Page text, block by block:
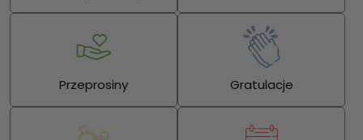
Przeprosiny Gratulacje